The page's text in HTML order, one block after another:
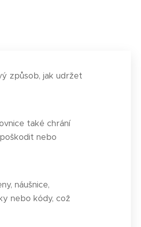
způsob, jak udržet
také chrání
nebo
náušnice,
nebo kódy, což